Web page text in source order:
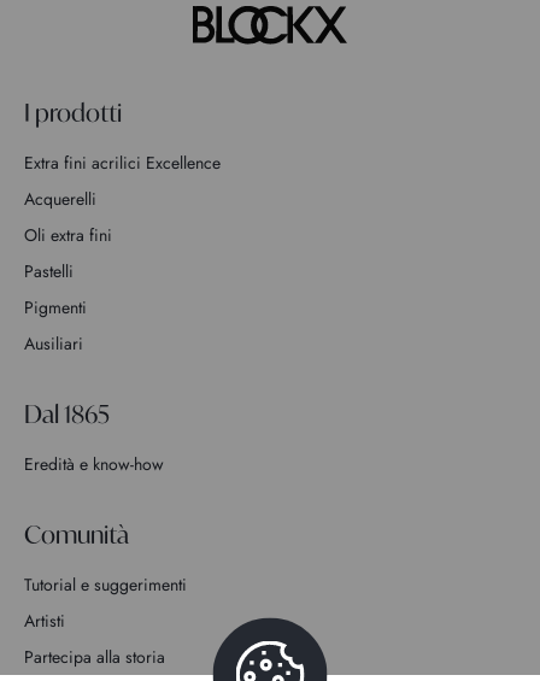
I prodotti
Extra fini acrilici Excellence
Acquerelli
Oli extra fini
Pastelli
Pigmenti
Ausiliari
Dal 1865
Eredità e know-how
Comunità
Tutorial e suggerimenti
Artisti
Partecipa alla storia